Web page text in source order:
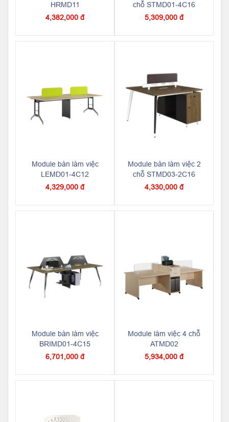
HRMD11
4,382,000 đ
chỗ STMD01-4C16
5,309,000 đ
Module bàn làm việc
LEMD01-4C12
4,329,000 đ
Module bàn làm việc 2
chỗ STMD03-2C16
4,330,000 đ
Module bàn làm việc
BRIMD01-4C15
6,701,000 đ
Module làm việc 4 chỗ
ATMD02
5,934,000 đ